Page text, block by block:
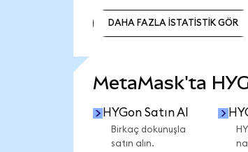
DAHA FAZLA İSTATİSTİK GÖR
MetaMask'ta
HYGon Satın Al
Birkaç dokunuşla
satın alın.